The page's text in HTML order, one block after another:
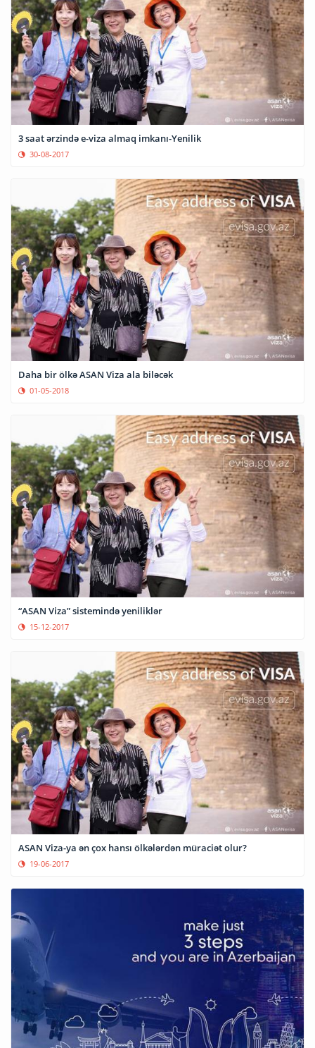
3 saat ərzində e-viza almaq imkanı-Yenilik
30-08-2017
Daha bir ölkə ASAN Viza ala biləcək
01-05-2018
“ASAN Viza” sistemində yeniliklər
15-12-2017
ASAN Viza-ya ən çox hansı ölkələrdən müraciət olur?
19-06-2017